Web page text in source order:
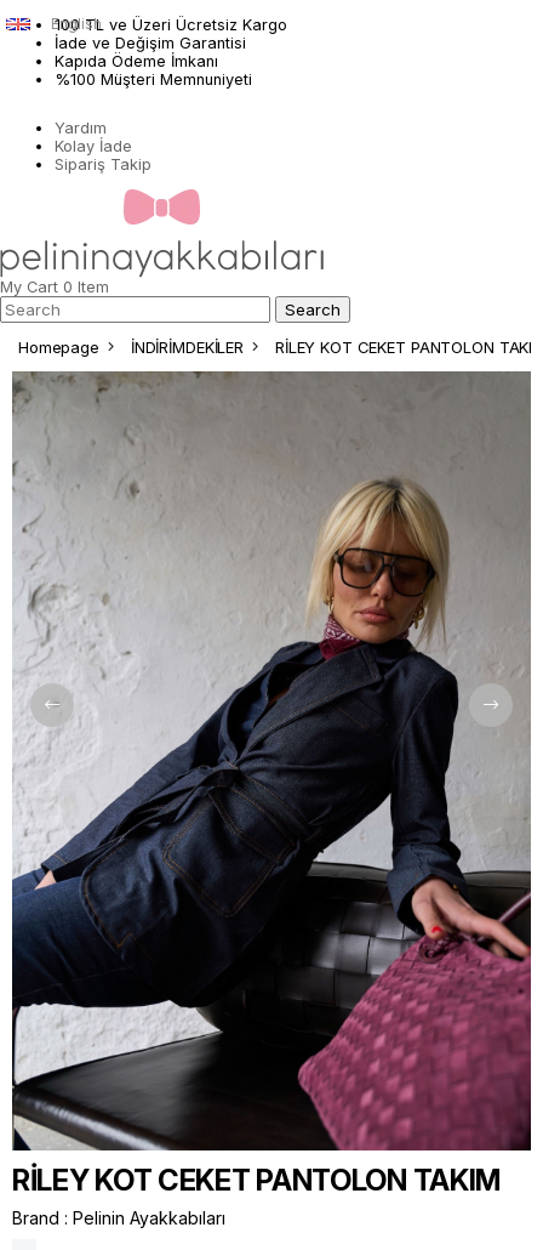
100 TL ve Üzeri Ücretsiz Kargo
İade ve Değişim Garantisi
Kapıda Ödeme İmkanı
%100 Müşteri Memnuniyeti
Yardım
Kolay İade
Sipariş Takip
English
My Cart 0 Item
Homepage İNDİRİMDEKİLER RİLEY KOT CEKET PANTOLON
RİLEY KOT CEKET PANTOLON TAKIM
Brand : Pelinin Ayakkabıları